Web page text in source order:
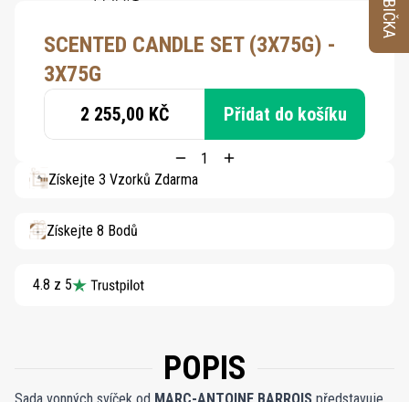
SCENTED CANDLE SET (3X75G) -
3X75G
2 255,00 KČ Přidat do košíku
Získejte 3 Vzorků Zdarma
Získejte 8 Bodů
4.8 z 5
POPIS